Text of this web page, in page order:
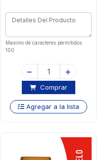
Maximo de caracteres permitidos:
100
Comprar
Agregar a la lista